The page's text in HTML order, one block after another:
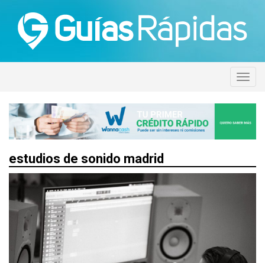
estudios de sonido madrid